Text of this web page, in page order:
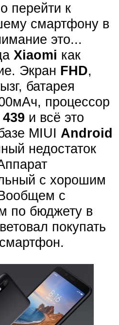
перейти к
смартфону в
это...
Xiaomi как
Экран FHD,
батарея
процессор
и всё это
MIUI Android
недостаток
с хорошим
с
по бюджету в
покупать